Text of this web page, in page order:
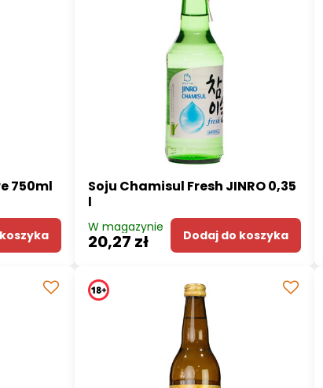
750ml
Soju Chamisul Fresh JINRO 0,35
l
W magazynie
20,27 zł Dodaj do koszyka